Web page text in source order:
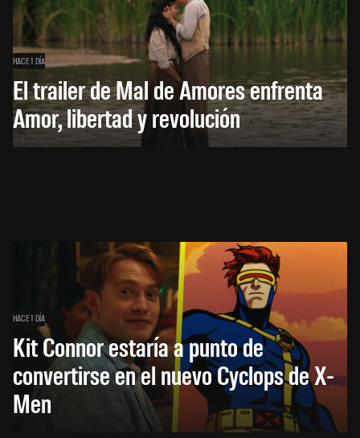
HACE 1 DÍA
El trailer de Mal de Amores enfrenta
Amor, libertad y revolución
HACE 1 DÍA
Kit Connor estaría a punto de
convertirse en el nuevo Cyclops de X-
Men